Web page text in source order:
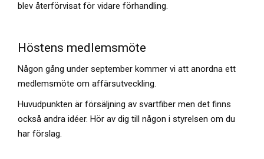
blev återförvisat för vidare förhandling.
Höstens medlemsmöte
Någon gång under september kommer vi att anordna ett
medlemsmöte om affärsutveckling.
Huvudpunkten är försäljning av svartfiber men det finns
också andra idéer. Hör av dig till någon i styrelsen om du
har förslag.